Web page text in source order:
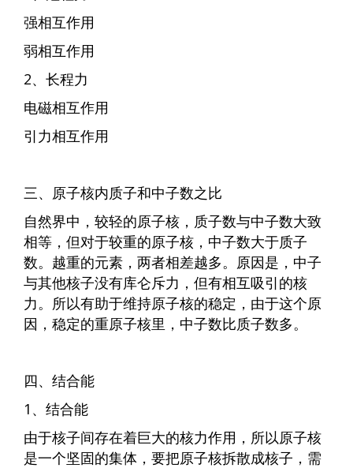
强相互作用
弱相互作用
2、长程力
电磁相互作用
引力相互作用
三、原子核内质子和中子数之比
自然界中，较轻的原子核，质子数与中子数大致
相等，但对于较重的原子核，中子数大于质子
数。越重的元素，两者相差越多。原因是，中子
与其他核子没有库仑斥力，但有相互吸引的核
力。所以有助于维持原子核的稳定，由于这个原
因，稳定的重原子核里，中子数比质子数多。
四、结合能
1、结合能
由于核子间存在着巨大的核力作用，所以原子核
是一个坚固的集体，要把原子核拆散成核子，需